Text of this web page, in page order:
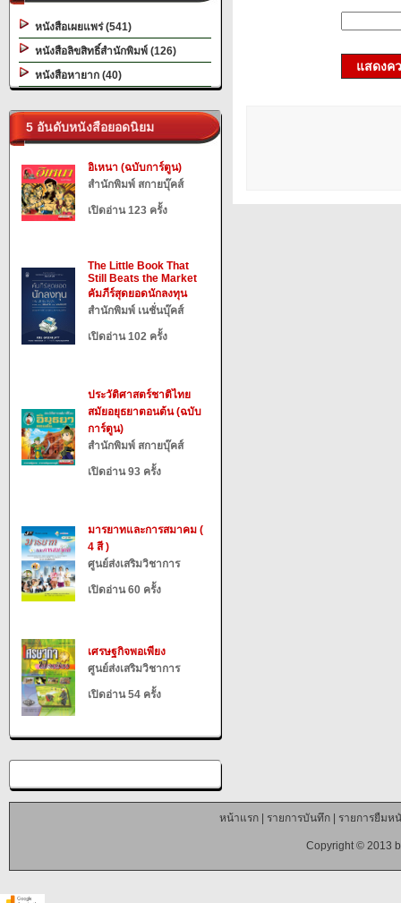
หนังสือเผยแพร่ (541)
หนังสือลิขสิทธิ์สำนักพิมพ์ (126)
หนังสือหายาก (40)
5 อันดับหนังสือยอดนิยม
อิเหนา (ฉบับการ์ตูน)
สำนักพิมพ์ สกายบุ๊คส์
เปิดอ่าน 123 ครั้ง
The Little Book That
Still Beats the Market
คัมภีร์สุดยอดนักลงทุน
สำนักพิมพ์ เนชั่นบุ๊คส์
เปิดอ่าน 102 ครั้ง
ประวัติศาสตร์ชาติไทย
สมัยอยุธยาตอนต้น (ฉบับ
การ์ตูน)
สำนักพิมพ์ สกายบุ๊คส์
เปิดอ่าน 93 ครั้ง
มารยาทและการสมาคม (
4 สี )
ศูนย์ส่งเสริมวิชาการ
เปิดอ่าน 60 ครั้ง
เศรษฐกิจพอเพียง
ศูนย์ส่งเสริมวิชาการ
เปิดอ่าน 54 ครั้ง
แสดงค
หน้าแรก| รายการบันทึก| รายการยืมห
Copyright © 2013